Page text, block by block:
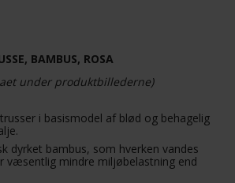
BAMBUS, ROSA
under produktbillederne)
i basismodel af blød og behagelig
dyrket bambus, som hverken vandes
væsentlig mindre miljøbelastning end